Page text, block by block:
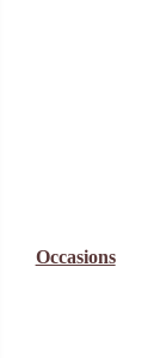
Occasions